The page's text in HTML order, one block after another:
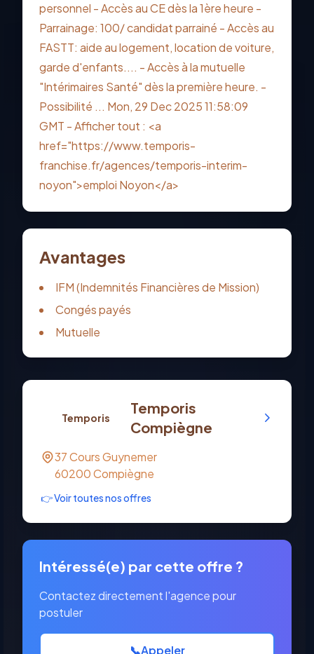
personnel - Accès au CE dès la 1ère heure -
Parrainage: 100/ candidat parrainé - Accès au
FASTT: aide au logement, location de voiture,
garde d'enfants.... - Accès à la mutuelle
"Intérimaires Santé" dès la première heure. -
Possibilité ... Mon, 29 Dec 2025 11:58:09
GMT - Afficher tout : <a
href="https://www.temporis-
franchise.fr/agences/temporis-interim-
noyon">emploi Noyon</a>
Avantages
IFM (Indemnités Financières de Mission)
Congés payés
Mutuelle
Temporis
Temporis
Compiègne
37 Cours Guynemer
60200Compiègne
👉 Voir toutes nos offres
Intéressé(e) par cette offre ?
Contactez directement l'agence pour
postuler
📞Appeler